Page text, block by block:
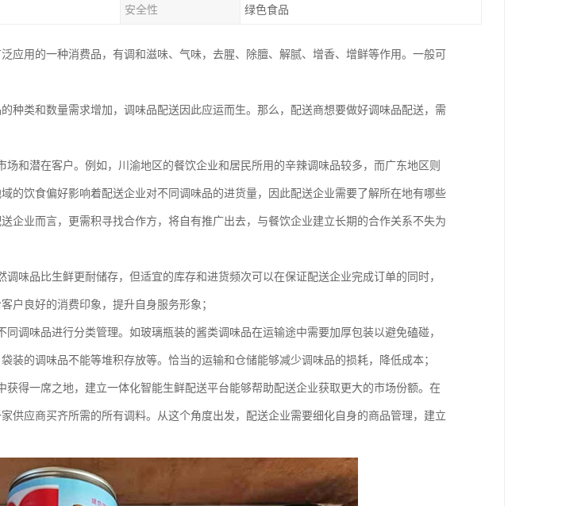
安全性 绿色食品
应用的一种消费品，有调和滋味、气味，去腥、除膻、解腻、增香、增鲜等作用。一般可
种类和数量需求增加，调味品配送因此应运而生。那么，配送商想要做好调味品配送，需
场和潜在客户。例如，川渝地区的餐饮企业和居民所用的辛辣调味品较多，而广东地区则
的饮食偏好影响着配送企业对不同调味品的进货量，因此配送企业需要了解所在地有哪些
企业而言，更需积寻找合作方，将自有推广出去，与餐饮企业建立长期的合作关系不失为
味品比生鲜更耐储存，但适宜的库存和进货频次可以在保证配送企业完成订单的同时，
户良好的消费印象，提升自身服务形象；
调味品进行分类管理。如玻璃瓶装的酱类调味品在运输途中需要加厚包装以避免磕碰，
装的调味品不能等堆积存放等。恰当的运输和仓储能够减少调味品的损耗，降低成本；
获得一席之地，建立一体化智能生鲜配送平台能够帮助配送企业获取更大的市场份额。在
供应商买齐所需的所有调料。从这个角度出发，配送企业需要细化自身的商品管理，建立